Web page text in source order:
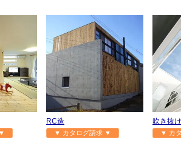
RC造
▼ カタログ請求 ▼
吹き抜
▼ カ